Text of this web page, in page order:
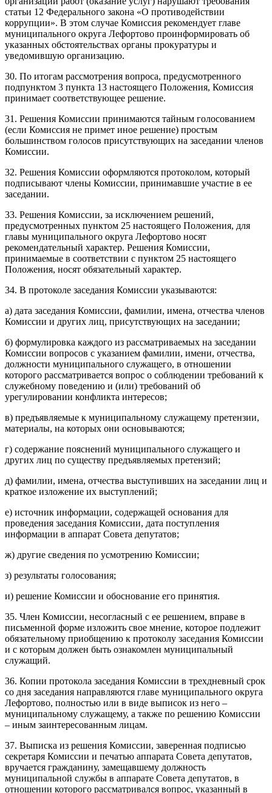
статьи 12 Федерального закона «О противодействии
коррупции». В этом случае Комиссия рекомендует главе
муниципального округа Лефортово проинформировать об
указанных обстоятельствах органы прокуратуры и
уведомившую организацию.
30. По итогам рассмотрения вопроса, предусмотренного
подпунктом 3 пункта 13 настоящего Положения, Комиссия
принимает соответствующее решение.
31. Решения Комиссии принимаются тайным голосованием
(если Комиссия не примет иное решение) простым
большинством голосов присутствующих на заседании членов
Комиссии.
32. Решения Комиссии оформляются протоколом, который
подписывают члены Комиссии, принимавшие участие в ее
заседании.
33. Решения Комиссии, за исключением решений,
предусмотренных пунктом 25 настоящего Положения, для
главы муниципального округа Лефортово носят
рекомендательный характер. Решения Комиссии,
принимаемые в соответствии с пунктом 25 настоящего
Положения, носят обязательный характер.
34. В протоколе заседания Комиссии указываются:
а) дата заседания Комиссии, фамилии, имена, отчества членов
Комиссии и других лиц, присутствующих на заседании;
б) формулировка каждого из рассматриваемых на заседании
Комиссии вопросов с указанием фамилии, имени, отчества,
должности муниципального служащего, в отношении
которого рассматривается вопрос о соблюдении требований к
служебному поведению и (или) требований об
урегулировании конфликта интересов;
в) предъявляемые к муниципальному служащему претензии,
материалы, на которых они основываются;
г) содержание пояснений муниципального служащего и
других лиц по существу предъявляемых претензий;
д) фамилии, имена, отчества выступивших на заседании лиц и
краткое изложение их выступлений;
е) источник информации, содержащей основания для
проведения заседания Комиссии, дата поступления
информации в аппарат Совета депутатов;
ж) другие сведения по усмотрению Комиссии;
з) результаты голосования;
и) решение Комиссии и обоснование его принятия.
35. Член Комиссии, несогласный с ее решением, вправе в
письменной форме изложить свое мнение, которое подлежит
обязательному приобщению к протоколу заседания Комиссии
и с которым должен быть ознакомлен муниципальный
служащий.
36. Копии протокола заседания Комиссии в трехдневный срок
со дня заседания направляются главе муниципального округа
Лефортово, полностью или в виде выписок из него –
муниципальному служащему, а также по решению Комиссии
– иным заинтересованным лицам.
37. Выписка из решения Комиссии, заверенная подписью
секретаря Комиссии и печатью аппарата Совета депутатов,
вручается гражданину, замещавшему должность
муниципальной службы в аппарате Совета депутатов, в
отношении которого рассматривался вопрос, указанный в